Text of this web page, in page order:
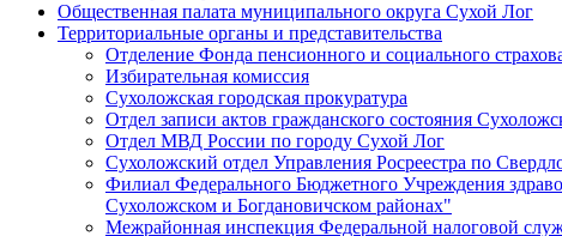
Общественная палата муниципального округа Сухой Лог
Территориальные органы и представительства
Отделение Фонда пенсионного и социального
Избирательная комиссия
Сухоложская городская прокуратура
Отдел записи актов гражданского состояния
Отдел МВД России по городу Сухой Лог
Сухоложский отдел Управления Росреестра по
Филиал Федерального Бюджетного Учреждения
Сухоложском и Богдановичском районах"
Межрайонная инспекция Федеральной налоговой